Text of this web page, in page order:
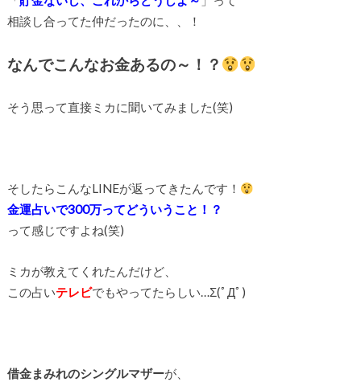
相談し合ってた仲だったのに、、！
なんでこんなお金あるの～！？
そう思って直接ミカに聞いてみました(笑)
そしたらこんなLINEが返ってきたんです！
金運占いで300万ってどういうこと！？
って感じですよね(笑)
ミカが教えてくれたんだけど、
この占いテレビでもやってたらしい…Σ(ﾟДﾟ)
借金まみれのシングルマザーが、